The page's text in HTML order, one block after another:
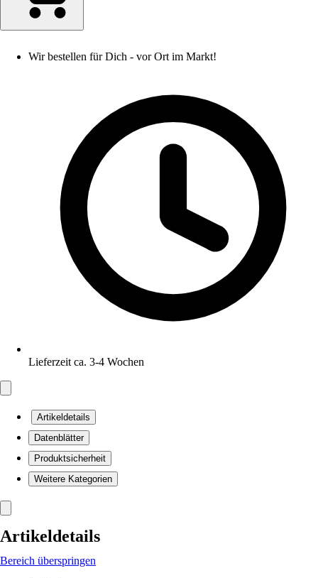
Wir bestellen für Dich - vor Ort im Markt!
Lieferzeit ca. 3-4 Wochen
Artikeldetails
Datenblätter
Produktsicherheit
Weitere Kategorien
Artikeldetails
Bereich überspringen